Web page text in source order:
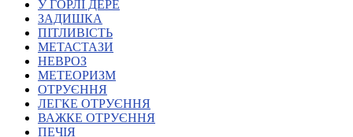
Рівненська область
Сумська область
Тернопільська область
Херсонська область
Хмельницька область
Черкаська область
У ГОРЛІ ДЕРЕ
ЗАДИШКА
ПІТЛИВІСТЬ
МЕТАСТАЗИ
НЕВРОЗ
МЕТЕОРИЗМ
ОТРУЄННЯ
ЛЕГКЕ ОТРУЄННЯ
ВАЖКЕ ОТРУЄННЯ
ПЕЧІЯ